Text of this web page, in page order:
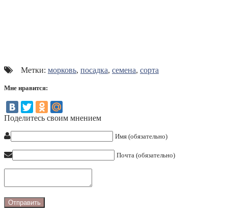
Метки: морковь, посадка, семена, сорта
Мне нравится:
Поделитесь своим мнением
Имя (обязательно)
Почта (обязательно)